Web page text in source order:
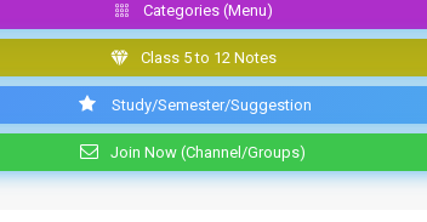
Categories (Menu)
Class 5 to 12 Notes
Study/Semester/Suggestion
Join Now (Channel/Groups)